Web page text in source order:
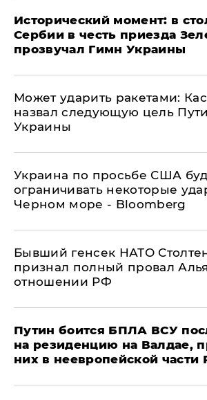
Исторический момент: в
Сербии в честь приезда
прозвучал Гимн Украины
Может ударить ракетами:
назвал следующую цель
Украины
Украина по просьбе США
ограничивать некоторые
Черном море - Bloomberg
Бывший генсек НАТО
признал полный провал
отношении РФ
Путин боится БПЛА ВСУ
на резиденцию на Валдае,
них в неевропейской части